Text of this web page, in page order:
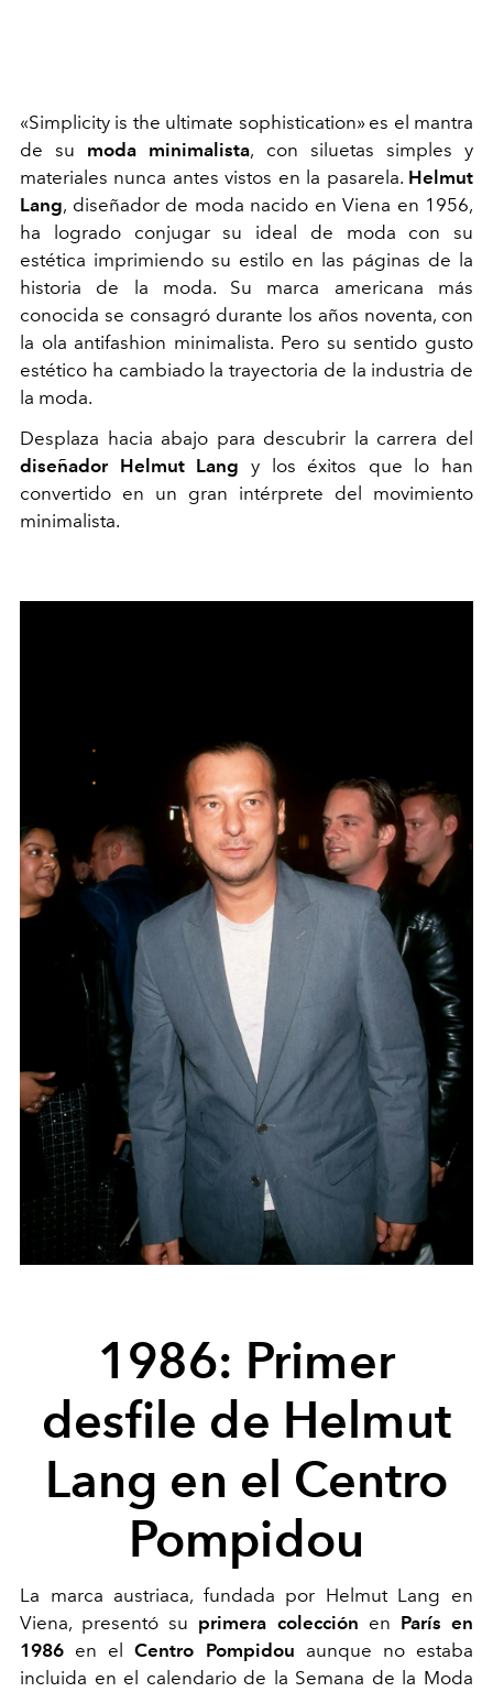
«Simplicity is the ultimate sophistication» es el mantra
de su moda minimalista, con siluetas simples y
materiales nunca antes vistos en la pasarela. Helmut
Lang, diseñador de moda nacido en Viena en 1956,
ha logrado conjugar su ideal de moda con su
estética imprimiendo su estilo en las páginas de la
historia de la moda. Su marca americana más
conocida se consagró durante los años noventa, con
la ola antifashion minimalista. Pero su sentido gusto
estético ha cambiado la trayectoria de la industria de
la moda.
Desplaza hacia abajo para descubrir la carrera del
diseñador Helmut Lang y los éxitos que lo han
convertido en un gran intérprete del movimiento
minimalista.
1986: Primer
desfile de Helmut
Lang en el Centro
Pompidou
La marca austriaca, fundada por Helmut Lang en
Viena, presentó su primera colección en París en
1986 en elCentro Pompidou aunque no estaba
incluida en el calendario de la Semana de la Moda